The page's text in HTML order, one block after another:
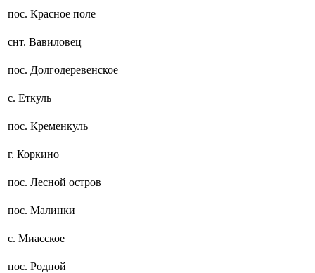
пос. Красное поле
снт. Вавиловец
пос. Долгодеревенское
с. Еткуль
пос. Кременкуль
г. Коркино
пос. Лесной остров
пос. Малинки
с. Миасское
пос. Родной